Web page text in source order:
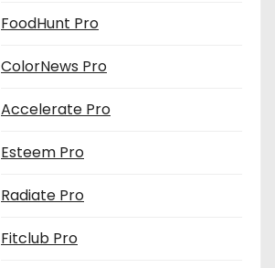
FoodHunt Pro
ColorNews Pro
Accelerate Pro
Esteem Pro
Radiate Pro
Fitclub Pro